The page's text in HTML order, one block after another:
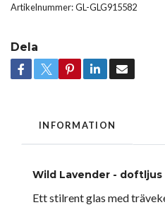
Artikelnummer:GL-GLG915582
Dela
INFORMATION
Wild Lavender - doftljus
Ett stilrent glas med